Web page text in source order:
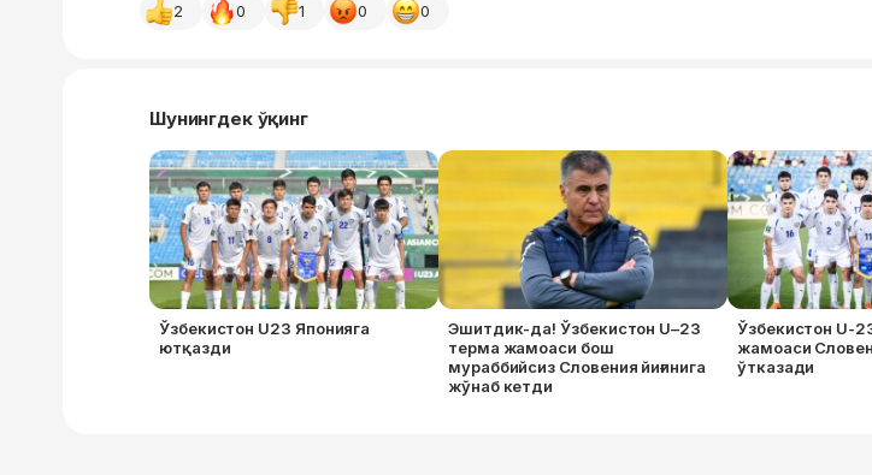
2 0 1 0 0
Шунингдек ўқинг
Ўзбекистон U23 Японияга
ютқазди
Эшитдик-да! Ўзбекистон U–23
терма жамоаси бош
мураббийсиз Словения йиғинига
жўнаб кетди
Ўзбекистон U-
жамоаси
ўтказади